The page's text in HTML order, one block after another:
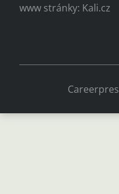
www stránky: Kali.cz